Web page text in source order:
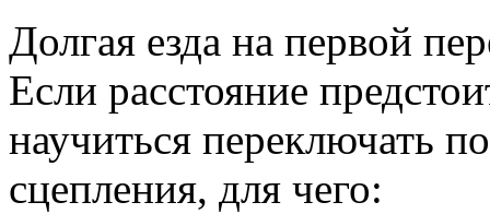
Долгая езда на первой
Если расстояние
научиться переключать
сцепления, для чего: